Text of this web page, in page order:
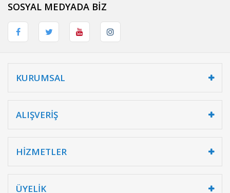
SOSYAL MEDYADA BİZ
KURUMSAL
ALIŞVERİŞ
HİZMETLER
ÜYELİK